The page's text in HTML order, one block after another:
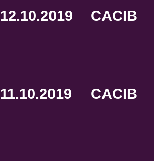
12.10.2019 CACIB
11.10.2019 CACIB